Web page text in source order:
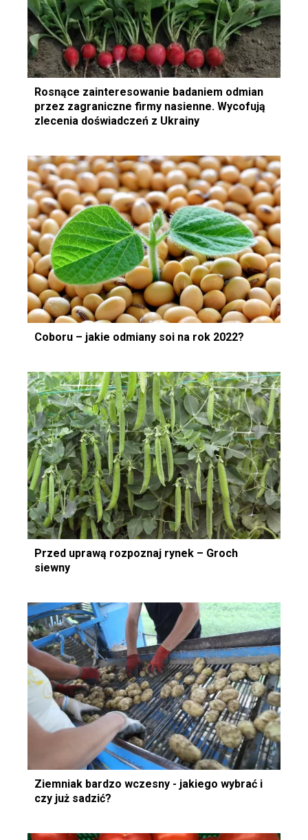
Rosnące zainteresowanie badaniem odmian
przez zagraniczne firmy nasienne. Wycofują
zlecenia doświadczeń z Ukrainy
Coboru – jakie odmiany soi na rok 2022?
Przed uprawą rozpoznaj rynek – Groch
siewny
Ziemniak bardzo wczesny - jakiego wybrać i
czy już sadzić?